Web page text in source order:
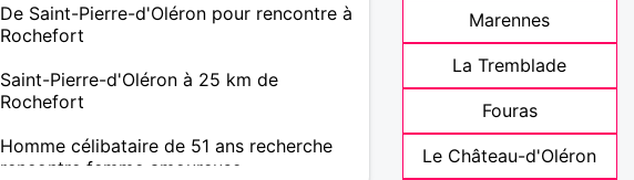
De Saint-Pierre-d'Oléron pour rencontre à
Rochefort
Saint-Pierre-d'Oléron à 25 km de
Rochefort
Homme célibataire de 51 ans recherche
rencontre femme amoureuse
Marennes
La Tremblade
Fouras
Le Château-d'Oléron